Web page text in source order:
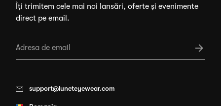
Îți trimitem cele mai noi lansări, oferte și evenimente
direct pe email.
support@luneteyewear.com